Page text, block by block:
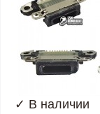
✓ В наличии